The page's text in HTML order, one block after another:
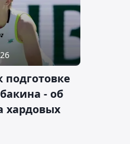
подготовке
- об
хардовых